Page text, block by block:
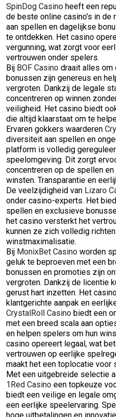
SpinDog Casino heeft een
de beste online casino's in de
aan spellen en dagelijkse
te ontdekken. Het casino
vergunning, wat zorgt voor
vertrouwen onder spelers.
Bij BOF Casino draait alles om
bonussen zijn genereus en
vergroten. Dankzij de legale
concentreren op winnen
veiligheid. Het casino biedt
die altijd klaarstaat om te
Ervaren gokkers waarderen
diversiteit aan spellen en
platform is volledig
speelomgeving. Dit zorgt
concentreren op de spellen
winsten. Transparantie en
De veelzijdigheid van Lizaro
onder casino-experts. Het
spellen en exclusieve
het casino versterkt het
kunnen ze zich volledig
winstmaximalisatie.
Bij MonixBet Casino worden
geluk te beproeven met een
bonussen en promoties zijn
vergroten. Dankzij de licentie
gerust hart inzetten. Het
klantgerichte aanpak en
CrystalRoll Casino biedt een
met een breed scala aan
en helpen spelers om hun
casino opereert legaal, wat
vertrouwen op eerlijke
maakt het een toplocatie voor
Met een uitgebreide selectie
1Red Casino een topkeuze
biedt een veilige en legale
een eerlijke speelervaring.